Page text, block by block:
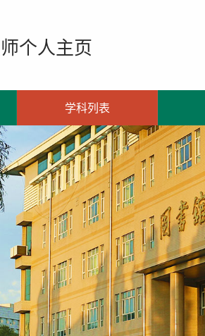
个人主页
学科列表